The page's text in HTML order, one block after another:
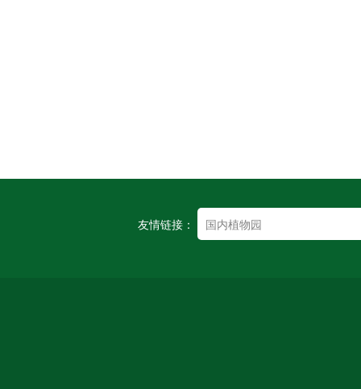
友情链接：